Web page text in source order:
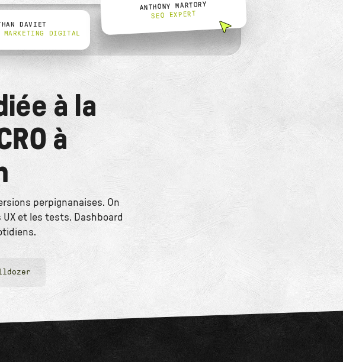
DAVIET
MARKETING DIGITAL
ANTHONY MARTORY
SEO EXPERT
à la
à
perpignanaises. On
et les tests. Dashboard